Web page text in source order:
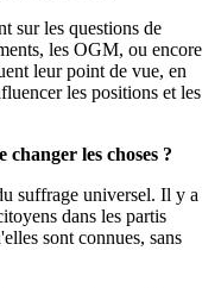
sur les questions de
les OGM, ou encore
leur point de vue, en
les positions et les
changer les choses ?
suffrage universel. Il y a
dans les partis
sont connues, sans